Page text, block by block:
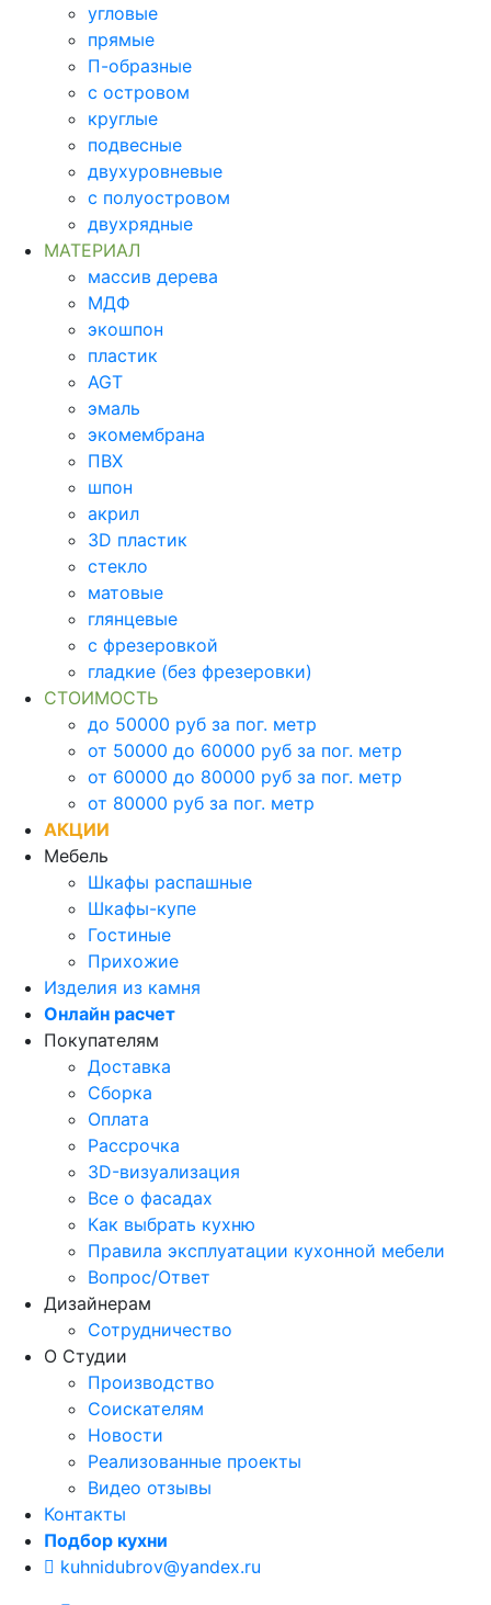
угловые
прямые
П-образные
с островом
круглые
подвесные
двухуровневые
с полуостровом
двухрядные
МАТЕРИАЛ
массив дерева
МДФ
экошпон
пластик
AGT
эмаль
экомембрана
ПВХ
шпон
акрил
3D пластик
стекло
матовые
глянцевые
с фрезеровкой
гладкие (без фрезеровки)
СТОИМОСТЬ
до 50000 руб за пог. метр
от 50000 до 60000 руб за пог. метр
от 60000 до 80000 руб за пог. метр
от 80000 руб за пог. метр
АКЦИИ
Мебель
Шкафы распашные
Шкафы-купе
Гостиные
Прихожие
Изделия из камня
Онлайн расчет
Покупателям
Доставка
Сборка
Оплата
Рассрочка
3D-визуализация
Все о фасадах
Как выбрать кухню
Правила эксплуатации кухонной мебели
Вопрос/Ответ
Дизайнерам
Сотрудничество
О Студии
Производство
Соискателям
Новости
Реализованные проекты
Видео отзывы
Контакты
Подбор кухни
kuhnidubrov@yandex.ru